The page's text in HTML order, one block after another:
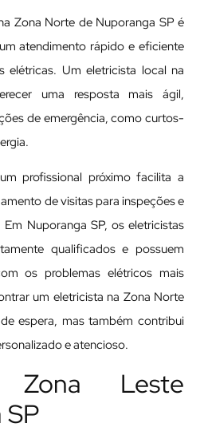
Zona Norte de Nuporanga SP é
atendimento rápido e eficiente
elétricas. Um eletricista local na
uma resposta mais ágil,
de emergência, como curtos-
profissional próximo facilita a
de visitas para inspeções e
Em Nuporanga SP, os eletricistas
qualificados e possuem
os problemas elétricos mais
um eletricista na Zona Norte
espera, mas também contribui
e atencioso.
Zona Leste